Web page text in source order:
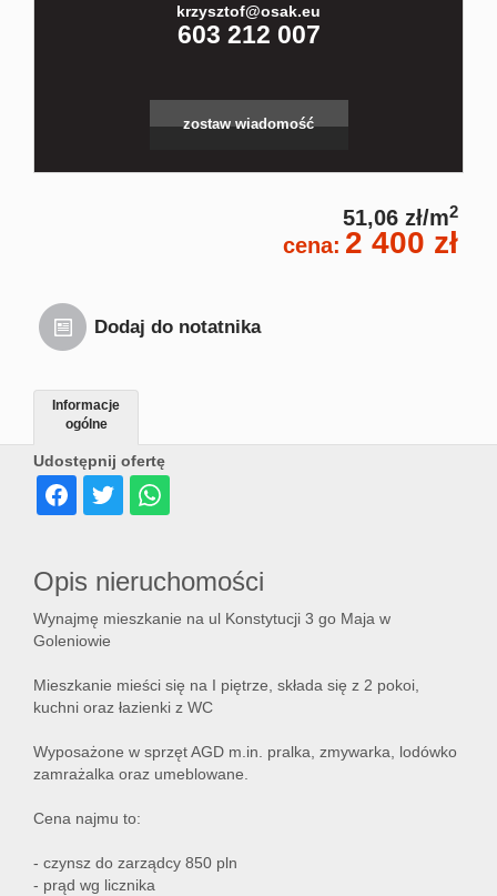
krzysztof@osak.eu
603 212 007
zostaw wiadomość
51,06 zł/m2
cena: 2 400 zł
Dodaj do notatnika
Udostępnij ofertę
Informacje
ogólne
Opis nieruchomości
Wynajmę mieszkanie na ul Konstytucji 3 go Maja w
Goleniowie
Mieszkanie mieści się na I piętrze, składa się z 2 pokoi,
kuchni oraz łazienki z WC
Wyposażone w sprzęt AGD m.in. pralka, zmywarka, lodówko
zamrażalka oraz umeblowane.
Cena najmu to:
- czynsz do zarządcy 850 pln
- prąd wg licznika